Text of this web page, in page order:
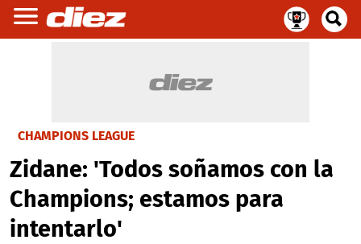
CHAMPIONS LEAGUE
Zidane: 'Todos soñamos con la
Champions; estamos para
intentarlo'